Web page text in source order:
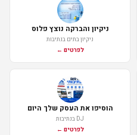
ניקיון והברקה נוצץ פלוס
ניקיון בתים בנתיבות
לפרטים ←
הוסיפו את העסק שלך היום
DJ בנתיבות
לפרטים ←